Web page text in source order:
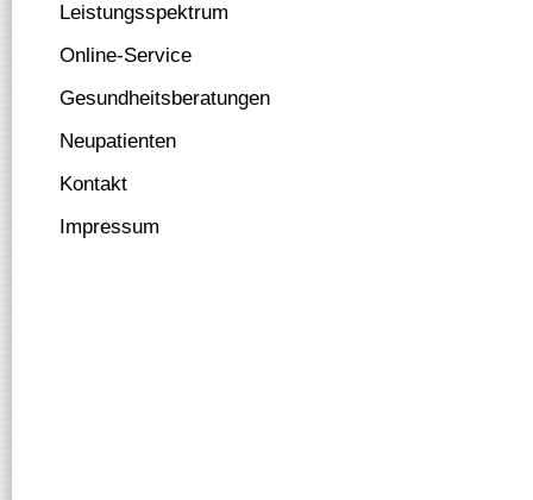
Leistungsspektrum
Online-Service
Gesundheitsberatungen
Neupatienten
Kontakt
Impressum